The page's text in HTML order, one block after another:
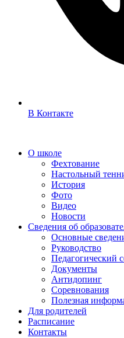
В Контакте
О школе
Фехтование
Настольный
История
Фото
Видео
Новости
Сведения об
Основные
Руководство
Педагогический
Документы
Антидопинг
Соревнования
Полезная
Для родителей
Расписание
Контакты